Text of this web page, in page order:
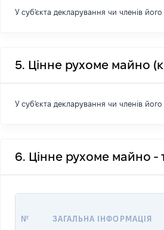
У суб'єкта декларування чи членів його
5. Цінне рухоме майно
У суб'єкта декларування чи членів його
6. Цінне рухоме майно -
№ ЗАГАЛЬНА ІНФОРМАЦІЯ